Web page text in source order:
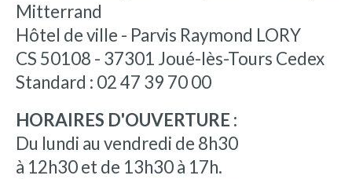
Mitterrand
Hôtel de ville - Parvis Raymond LORY
CS 50108 - 37301 Joué-lès-Tours Cedex
Standard : 02 47 39 70 00
HORAIRES D'OUVERTURE :
Du lundi au vendredi de 8h30
à 12h30 et de 13h30 à 17h.